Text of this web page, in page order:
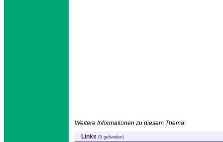
Weitere Informationen zu diesem Thema:
Links (5 gefunden)